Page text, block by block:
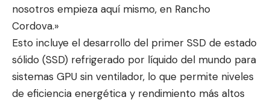
nosotros empieza aquí mismo, en Rancho
Cordova.»
Esto incluye el desarrollo del primer SSD de estado
sólido (SSD) refrigerado por líquido del mundo para
sistemas GPU sin ventilador, lo que permite niveles
de eficiencia energética y rendimiento más altos